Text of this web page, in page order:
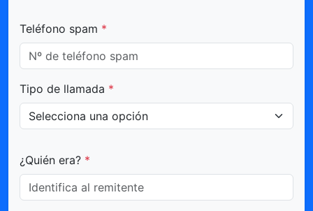
Teléfono spam *
Tipo de llamada *
¿Quién era? *